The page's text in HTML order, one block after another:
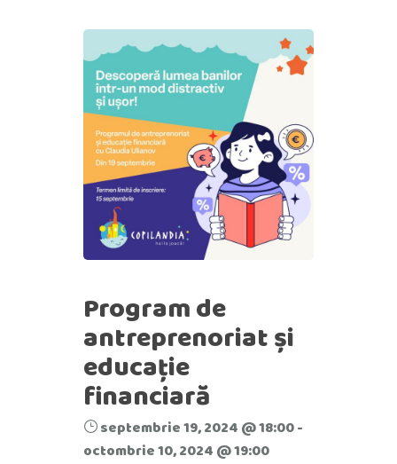
Program de
antreprenoriat și
educație
financiară
septembrie 19, 2024 @ 18:00-
octombrie 10, 2024 @ 19:00